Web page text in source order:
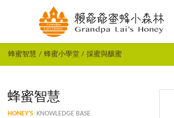
蜂蜜智慧 蜂蜜小學堂 採蜜與釀蜜
蜂蜜智慧
HONEY'S KNOWLEDGE BASE